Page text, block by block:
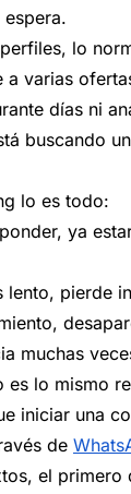
lo
a varias
días ni
buscando
lo es todo:
ya
lento, pierde
muchas
es lo mismo
iniciar una
de
el